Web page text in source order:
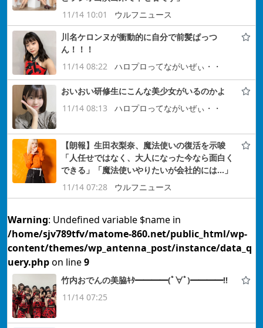
11/14 10:01
ウルフニュース
川名ケロンヌが衝動的に自分で前髪ぱっつ
ん！！！
11/14 08:22
ハロプロってながいぜぃ・・
おいおい研修生にこんな美少女がいるのかよ
11/14 08:13
ハロプロってながいぜぃ・・
【朗報】生田衣梨奈、魔法使いの復活を示唆
「人任せではなく、大人になった今なら面白く
できる」「魔法使いやりたいが会社的には…」
11/14 07:28
ウルフニュース
Warning: Undefined variable $name in
/home/sjv789tfv/matome-860.net/public_html/wp-
content/themes/wp_antenna_post/instance/data_q
uery.phpon line9
竹内おでんの美脇ｷﾀ━━━━(ﾟ∀ﾟ)━━━━!!
11/14 07:25